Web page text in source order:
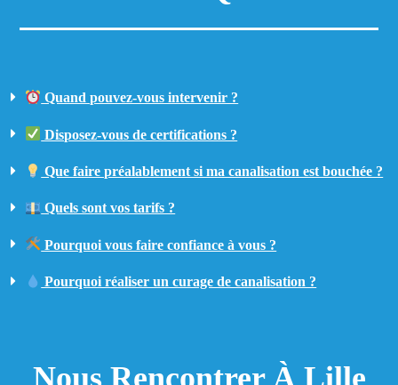
Quand pouvez-vous intervenir ?
Disposez-vous de certifications ?
Que faire préalablement si ma canalisation est bouchée ?
Quels sont vos tarifs ?
Pourquoi vous faire confiance à vous ?
Pourquoi réaliser un curage de canalisation ?